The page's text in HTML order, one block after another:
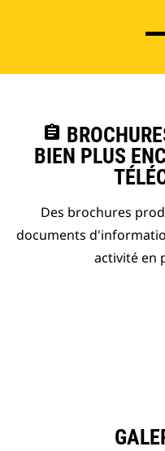
assignment
BIEN PLUS
Des brochures
documents
activité en